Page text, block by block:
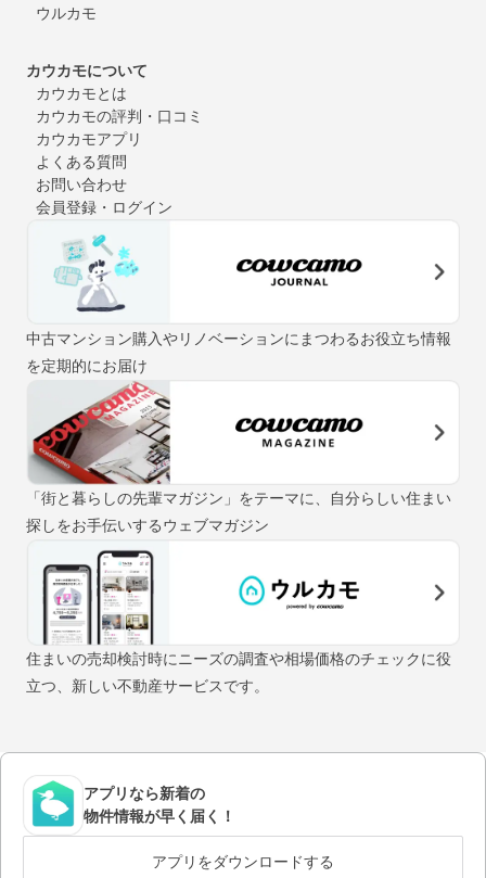
ウルカモ
カウカモについて
カウカモとは
カウカモの評判・口コミ
カウカモアプリ
よくある質問
お問い合わせ
会員登録・ログイン
中古マンション購入やリノベーションにまつわるお役立ち情報
を定期的にお届け
「街と暮らしの先輩マガジン」をテーマに、自分らしい住まい
探しをお手伝いするウェブマガジン
住まいの売却検討時にニーズの調査や相場価格のチェックに役
立つ、新しい不動産サービスです。
アプリなら新着の
物件情報が早く届く！
アプリをダウンロードする